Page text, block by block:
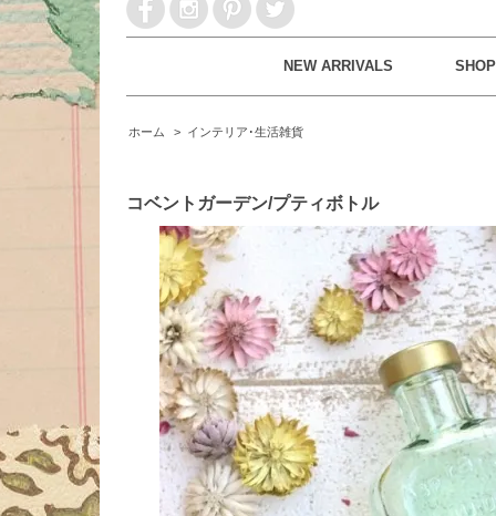
NEW ARRIVALS SHOP
ホーム > インテリア･生活雑貨
コベントガーデン/プティボトル